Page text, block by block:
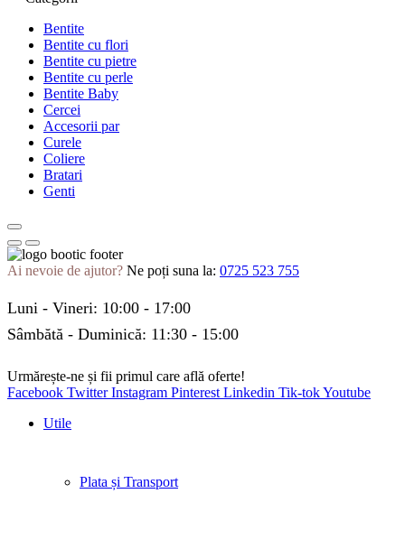
Bentite
Bentite cu flori
Bentite cu pietre
Bentite cu perle
Bentite Baby
Cercei
Accesorii par
Curele
Coliere
Bratari
Genti
Ai nevoie de ajutor? Ne poți suna la: 0725 523 755
Luni - Vineri: 10:00 - 17:00
Sâmbătă - Duminică: 11:30 - 15:00
Urmărește-ne și fii primul care află oferte!
Facebook Twitter Instagram Pinterest Linkedin Tik-tokYoutube
Utile
Plata și Transport